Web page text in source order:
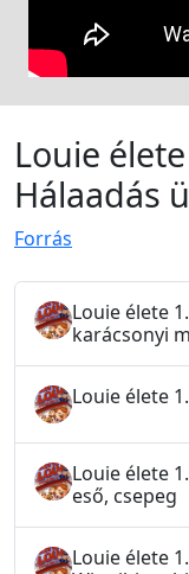
Louie
Hálaadás
Forrás
Louie élete
karácsonyi
Louie élete
Louie élete
eső, csepeg
Louie élete